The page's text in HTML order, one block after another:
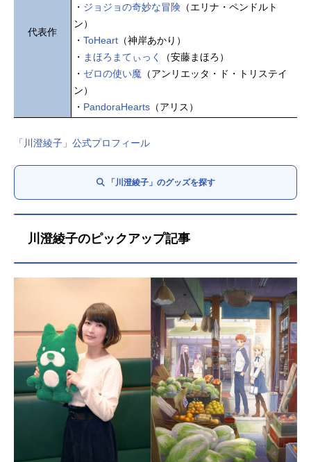
代表作
・ ジョジョの奇妙な冒険 （エリナ・ペンドルト
ン）
・ ToHeart （神岸あかり）
・ まほろまてぃっく
（安藤まほろ）
・ ゼロの使い魔 （アンリエッタ・ド・トリステイ
ン）
・ PandoraHearts （アリス）
「川澄綾子」公式プロフィール
「川澄綾子」のグッズを探す
川澄綾子のピックアップ記事